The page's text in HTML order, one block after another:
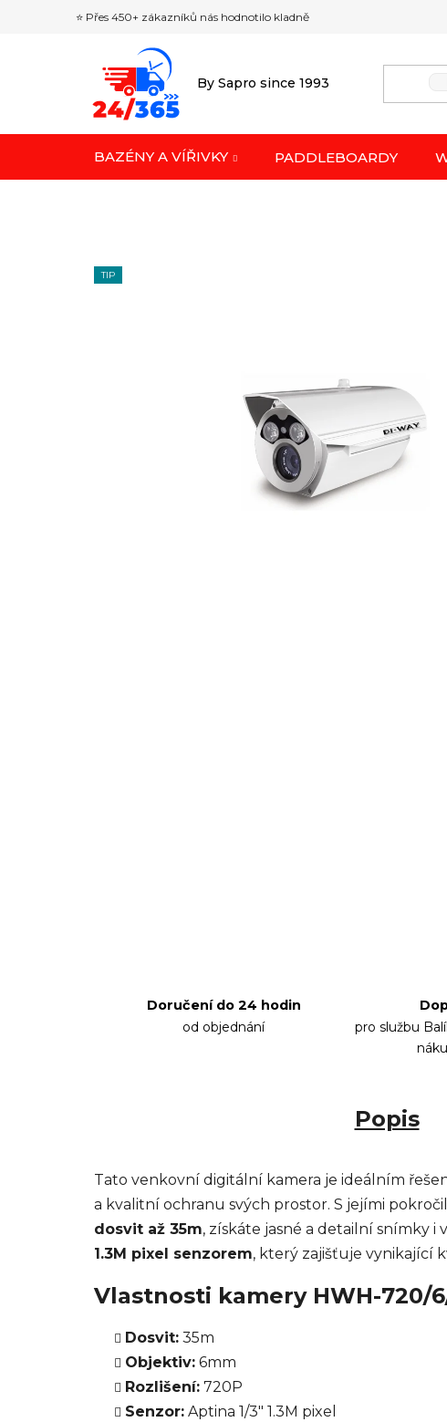
⭐ Přes 450+ zákazníků nás hodnotilo kladně
By Sapro since 1993
BAZÉNY A VÍŘIVKY PADDLEBOARDY
TIP
Doručení do 24 hodin
od objednání
pro službu
Popis
Tato venkovní digitální kamera je ideálním
a kvalitní ochranu svých prostor. S jejími
dosvit až 35m, získáte jasné a detailní snímky i
1.3M pixel senzorem, který zajišťuje vynikající
Vlastnosti kamery HWH-720/
Dosvit: 35m
Objektiv: 6mm
Rozlišení: 720P
Senzor: Aptina 1/3" 1.3M pixel